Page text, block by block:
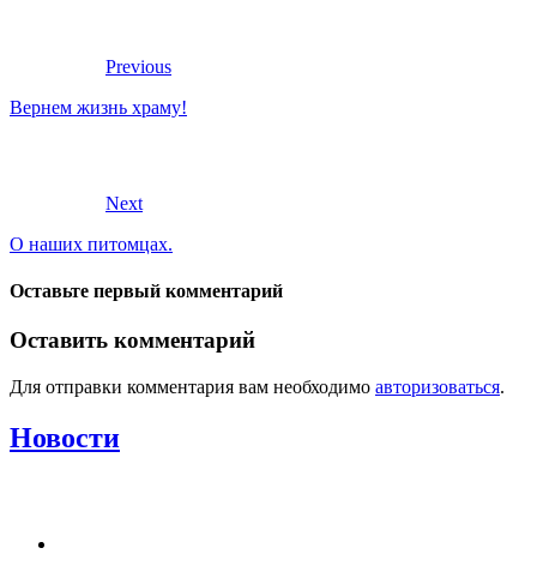
Previous
Вернем жизнь храму!
Next
О наших питомцах.
Оставьте первый комментарий
Оставить комментарий
Для отправки комментария вам необходимо авторизоваться.
Новости